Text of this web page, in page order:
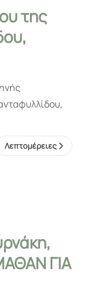
της
Λεπτομέρειες
ΓΙΑ